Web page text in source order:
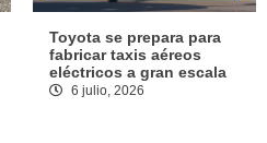
Toyota se prepara para
fabricar taxis aéreos
eléctricos a gran escala
6 julio, 2026